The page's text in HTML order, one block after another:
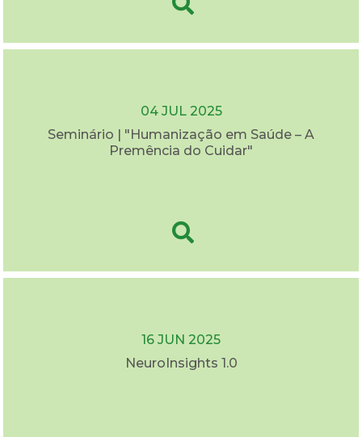
04 JUL 2025
Seminário | "Humanização em Saúde – A
Premência do Cuidar"
16 JUN 2025
NeuroInsights 1.0